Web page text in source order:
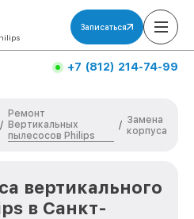
Записаться
+7 (812) 214-74-99
/
Ремонт
Вертикальных
пылесосов Philips
/ Замена
корпуса
вертикального
в Санкт-